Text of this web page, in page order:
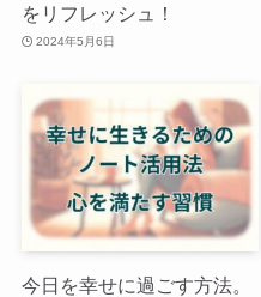
をリフレッシュ！
2024年5月6日
今日を幸せに過ごす方法。